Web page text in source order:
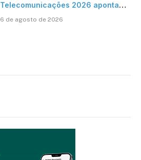
Telecomunicações 2026 aponta
avanço da cobertura móvel, mas
mantém desafio
6 de agosto de 2026